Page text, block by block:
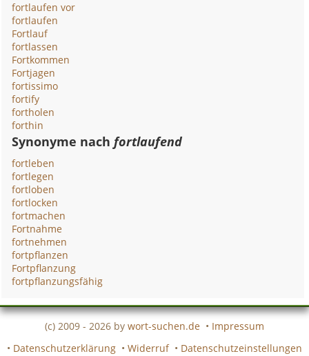
fortlaufen vor
fortlaufen
Fortlauf
fortlassen
Fortkommen
Fortjagen
fortissimo
fortify
fortholen
forthin
Synonyme nachfortlaufend
fortleben
fortlegen
fortloben
fortlocken
fortmachen
Fortnahme
fortnehmen
fortpflanzen
Fortpflanzung
fortpflanzungsfähig
(c) 2009 - 2026 by wort-suchen.de • Impressum
• Datenschutzerklärung • Widerruf • Datenschutzeinstellungen